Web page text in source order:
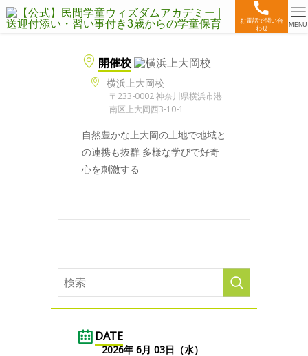
お電話で問い合
わせ
MENU
開催校
横浜上大岡校
〒233-0002 神奈川県横浜市港
南区上大岡西3-10-1
自然豊かな上大岡の土地で地域と
の連携も抜群 多様な学びで好奇
心を刺激する
DATE
2026年 6月 03日（水）